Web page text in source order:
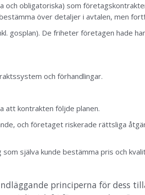
obligatoriska) som
över detaljer i avtalen, men
gosplan). De friheter företagen hade
och förhandlingar.
att kontrakten följde planen.
och företaget riskerade rättsliga
själva kunde bestämma pris och
principerna för dess